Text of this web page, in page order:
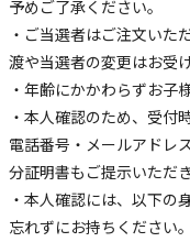
予めご了承ください｡
・ご当選者はご注文いた
渡や当選者の変更はお受
・年齢にかかわらずお子
・本人確認のため、受付
電話番号・メールアドレ
分証明書もご提示いただき
・本人確認には、以下の
忘れずにお持ちください。